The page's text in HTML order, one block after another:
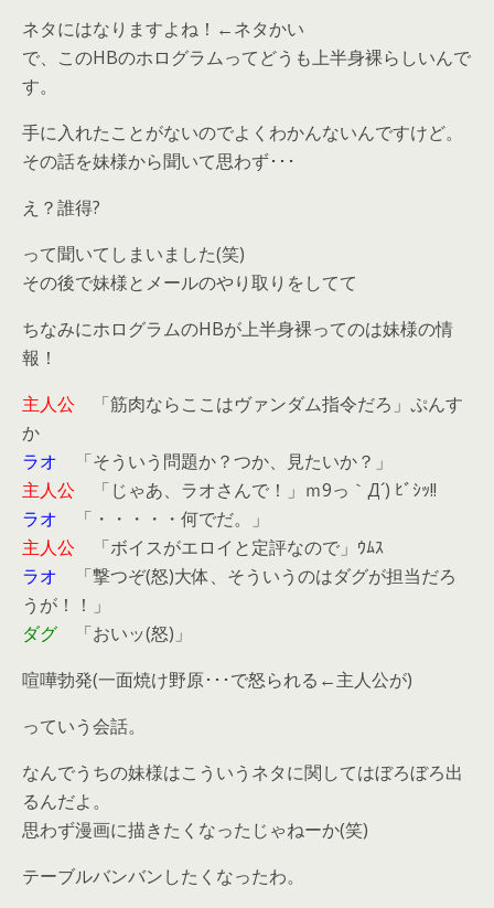
ネタにはなりますよね！←ネタかい
で、このHBのホログラムってどうも上半身裸らしいんで
す。
手に入れたことがないのでよくわかんないんですけど。
その話を妹様から聞いて思わず･･･
え？誰得?
って聞いてしまいました(笑)
その後で妹様とメールのやり取りをしてて
ちなみにホログラムのHBが上半身裸ってのは妹様の情
報！
主人公 「筋肉ならここはヴァンダム指令だろ」ぷんす
か
ラオ 「そういう問題か？つか、見たいか？」
主人公 「じゃあ、ラオさんで！」ｍ9っ｀Д´) ﾋﾞｼｯ!!
ラオ 「・・・・・何でだ。」
主人公 「ボイスがエロイと定評なので」ｳﾑｽ
ラオ 「撃つぞ(怒)大体、そういうのはダグが担当だろ
うが！！」
ダグ 「おいッ(怒)」
喧嘩勃発(一面焼け野原･･･で怒られる←主人公が)
っていう会話。
なんでうちの妹様はこういうネタに関してはぼろぼろ出
るんだよ。
思わず漫画に描きたくなったじゃねーか(笑)
テーブルバンバンしたくなったわ。